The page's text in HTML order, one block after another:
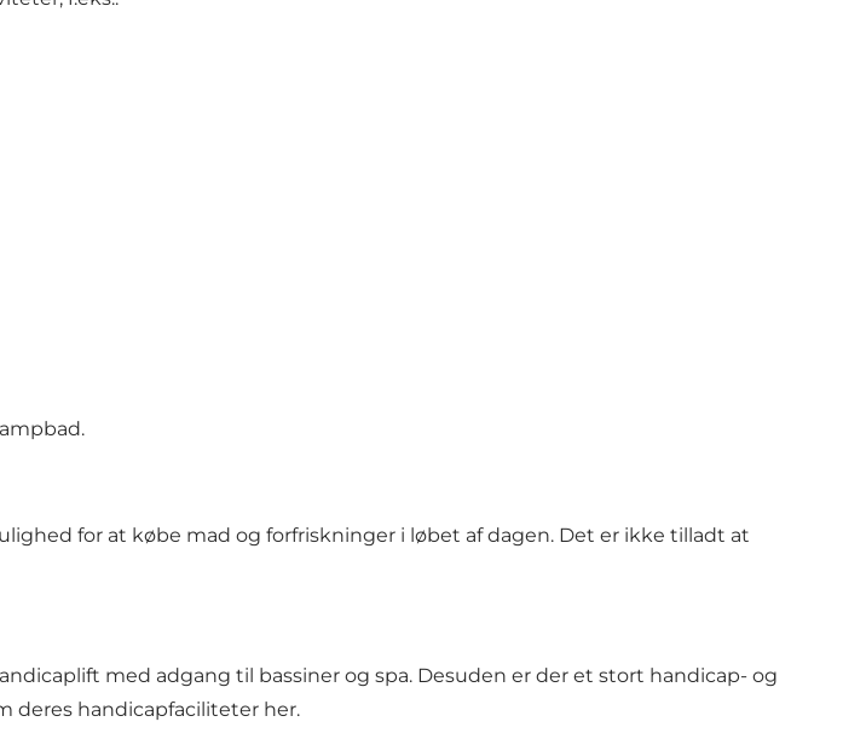
for at købe mad og forfriskninger i løbet af dagen. Det er ikke tilladt at
med adgang til bassiner og spa. Desuden er der et stort handicap- og
deres handicapfaciliteter her.